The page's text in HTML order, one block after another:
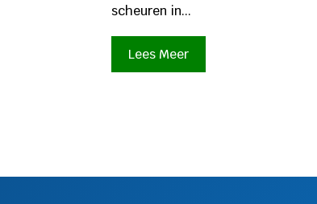
scheuren in...
Lees Meer